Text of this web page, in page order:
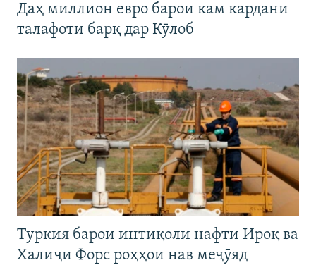
Даҳ миллион евро барои кам кардани
талафоти барқ дар Кӯлоб
Туркия барои интиқоли нафти Ироқ ва
Халиҷи Форс роҳҳои нав меҷӯяд